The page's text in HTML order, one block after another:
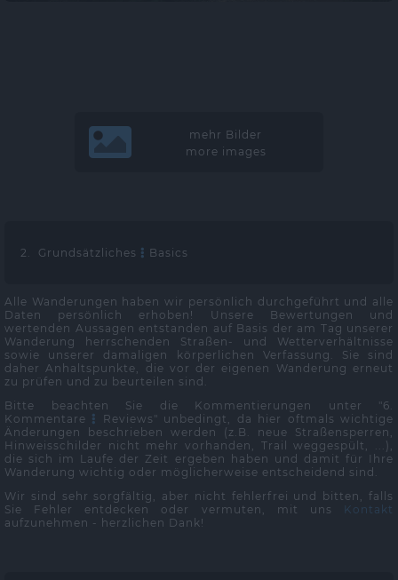
mehr Bilder
more images
2. Grundsätzliches Basics
Alle Wanderungen haben wir persönlich durchgeführt und alle
Daten persönlich erhoben! Unsere Bewertungen und
wertenden Aussagen entstanden auf Basis der am Tag unserer
Wanderung herrschenden Straßen- und Wetterverhältnisse
sowie unserer damaligen körperlichen Verfassung. Sie sind
daher Anhaltspunkte, die vor der eigenen Wanderung erneut
zu prüfen und zu beurteilen sind.
Bitte beachten Sie die Kommentierungen unter "6.
Kommentare
Reviews" unbedingt, da hier oftmals wichtige
Änderungen beschrieben werden (z.B. neue Straßensperren,
Hinweisschilder nicht mehr vorhanden, Trail weggespült, ...),
die sich im Laufe der Zeit ergeben haben und damit für Ihre
Wanderung wichtig oder möglicherweise entscheidend sind.
Wir sind sehr sorgfältig, aber nicht fehlerfrei und bitten, falls
Sie Fehler entdecken oder vermuten, mit uns
Kontakt
aufzunehmen - herzlichen Dank!